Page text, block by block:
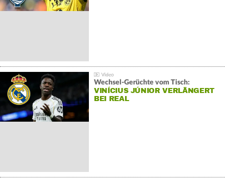
Wechsel-Gerüchte vom Tisch:
VINÍCIUS JÚNIOR VERLÄNGERT
BEI REAL